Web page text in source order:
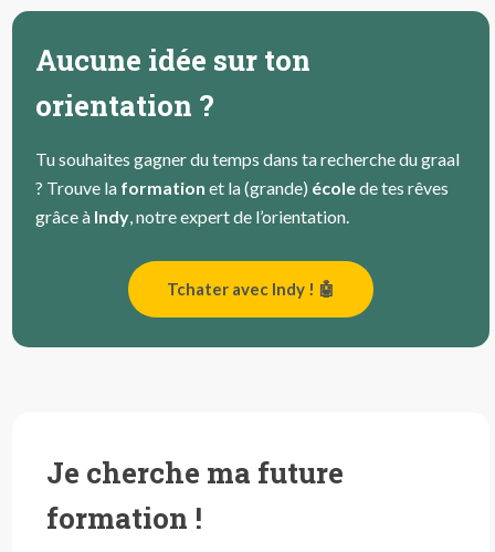
Aucune idée sur ton
orientation ?
Tu souhaites gagner du temps dans ta recherche du graal
? Trouve la formation et la (grande) écolede tes rêves
grâce à Indy, notre expert de l’orientation.
Tchater avec Indy ! 🤖
Je cherche ma future
formation !